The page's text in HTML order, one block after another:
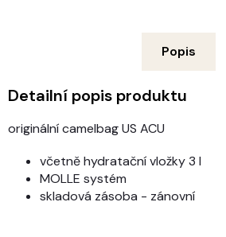
Popis
Detailní popis produktu
originální camelbag US ACU
včetně hydratační vložky 3 l
MOLLE systém
skladová zásoba - zánovní